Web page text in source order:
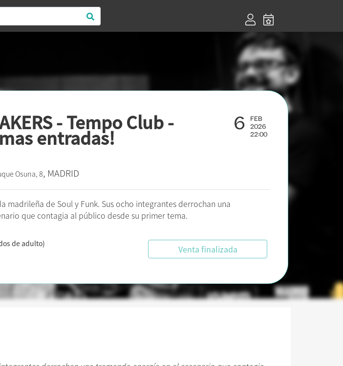
- Tempo Club -
entradas!
6 FEB
2026
22:00
Osuna, 8, MADRID
madrileña de Soul y Funk. Sus ocho integrantes derrochan una
que contagia al público desde su primer tema.
de adulto)
Venta finalizada